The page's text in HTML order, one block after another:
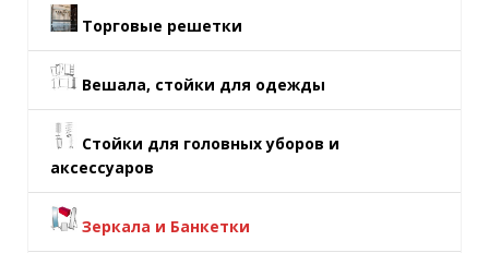
Торговые решетки
Вешала, стойки для одежды
Стойки для головных уборов и
аксессуаров
Зеркала и Банкетки